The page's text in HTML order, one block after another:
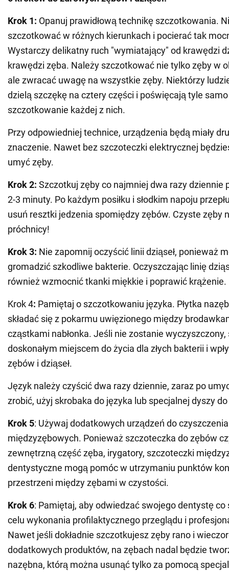
Krok 1: Opanuj prawidłową technikę szczotkowania.
szczotkować w różnych kierunkach i pocierać tak
Wystarczy delikatny ruch "wymiatający" od krawędzi
krawędzi zęba. Należy szczotkować nie tylko zęby w
ale zwracać uwagę na wszystkie zęby. Niektórzy
dzielą szczękę na cztery części i poświęcają tyle
szczotkowanie każdej z nich.
Przy odpowiedniej technice, urządzenia będą miały
znaczenie. Nawet bez szczoteczki elektrycznej
umyć zęby.
Krok 2: Szczotkuj zęby co najmniej dwa razy dziennie
2-3 minuty. Po każdym posiłku i słodkim napoju
usuń resztki jedzenia spomiędzy zębów. Czyste zęby
próchnicy!
Krok 3: Nie zapomnij oczyścić linii dziąseł, ponieważ
gromadzić szkodliwe bakterie. Oczyszczając linię
również wzmocnić tkanki miękkie i poprawić krążenie.
Krok 4: Pamiętaj o szczotkowaniu języka. Płytka
składać się z pokarmu uwięzionego między
cząstkami nabłonka. Jeśli nie zostanie wyczyszczony,
doskonałym miejscem do życia dla złych bakterii i
zębów i dziąseł.
Język należy czyścić dwa razy dziennie, zaraz po
zrobić, użyj skrobaka do języka lub specjalnej dyszy
Krok 5: Używaj dodatkowych urządzeń do
międzyzębowych. Ponieważ szczoteczka do zębów
zewnętrzną część zęba, irygatory, szczoteczki
dentystyczne mogą pomóc w utrzymaniu punktów
przestrzeni między zębami w czystości.
Krok 6: Pamiętaj, aby odwiedzać swojego dentystę
celu wykonania profilaktycznego przeglądu i
Nawet jeśli dokładnie szczotkujesz zęby rano i
dodatkowych produktów, na zębach nadal będzie
nazębna, którą można usunąć tylko za pomocą